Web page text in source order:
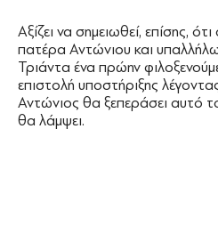
Αξίζει να σημειωθεί, επίσης,
πατέρα Αντώνιου και
Τριάντα ένα πρώην
επιστολή υποστήριξης
Αντώνιος θα ξεπεράσει αυτό
θα λάμψει.